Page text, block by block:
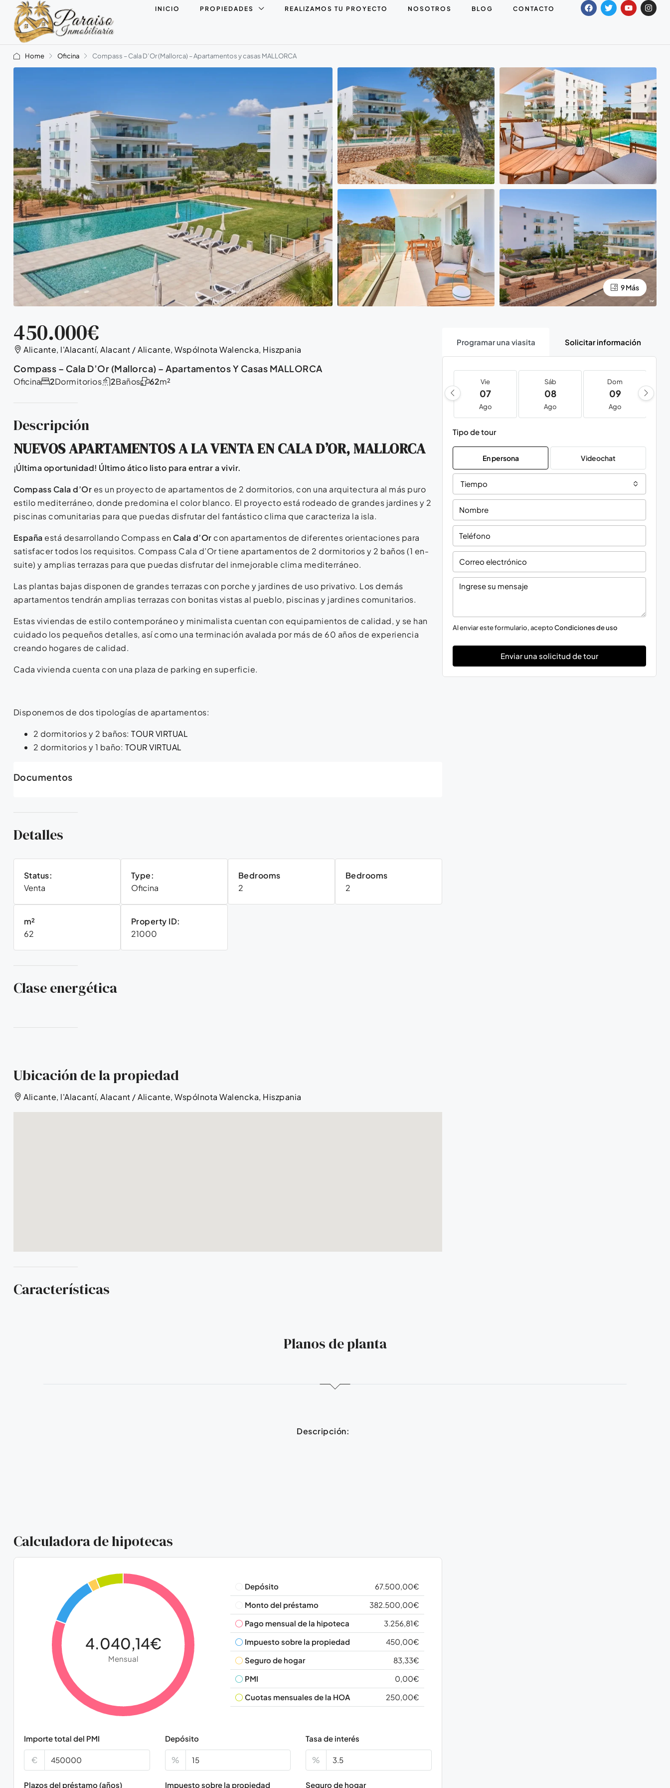
INICIO PROPIEDADES REALIZAMOS TU PROYECTO NOSOTROS BLOG CONTACTO
Home Oficina Compass – Cala D’Or (Mallorca) – Apartamentos y casas MALLORCA
9 Más
450.000€
Alicante, l'Alacantí, Alacant / Alicante, Wspólnota Walencka, Hiszpania
Compass – Cala D’Or (Mallorca) – Apartamentos Y Casas MALLORCA
Oficina Dormitorios
2 Baños
2 m²
62
Descripción
NUEVOS APARTAMENTOS A LA VENTA EN CALA D’OR, MALLORCA
¡Última oportunidad! Último ático listo para entrar a vivir.
Compass Cala d’Or es un proyecto de apartamentos de 2 dormitorios, con una arquitectura al más puro
estilo mediterráneo, donde predomina el color blanco. El proyecto está rodeado de grandes jardines y 2
piscinas comunitarias para que puedas disfrutar del fantástico clima que caracteriza la isla.
España está desarrollando Compass en Cala d’Or con apartamentos de diferentes orientaciones para
satisfacer todos los requisitos. Compass Cala d’Or tiene apartamentos de 2 dormitorios y 2 baños (1 en-
suite) y amplias terrazas para que puedas disfrutar del inmejorable clima mediterráneo.
Las plantas bajas disponen de grandes terrazas con porche y jardines de uso privativo. Los demás
apartamentos tendrán amplias terrazas con bonitas vistas al pueblo, piscinas y jardines comunitarios.
Estas viviendas de estilo contemporáneo y minimalista cuentan con equipamientos de calidad, y se han
cuidado los pequeños detalles, así como una terminación avalada por más de 60 años de experiencia
creando hogares de calidad.
Cada vivienda cuenta con una plaza de parking en superficie.
Disponemos de dos tipologías de apartamentos:
2 dormitorios y 2 baños:TOUR VIRTUAL
2 dormitorios y 1 baño: TOUR VIRTUAL
Documentos
Detalles
Status:
Venta
Type:
Oficina
Bedrooms
2
Bedrooms
2
m²
62
Property ID:
21000
Clase energética
Ubicación de la propiedad
Alicante, l'Alacantí, Alacant / Alicante, Wspólnota Walencka, Hiszpania
Características
Programar una viasita Solicitar información
Vie
07
Ago
Sáb
08
Ago
Dom
09
Ago
Tipo de tour
En persona Videochat
Tiempo
Al enviar este formulario, aceptoCondiciones de uso
Enviar una solicitud de tour
Planos de planta
Descripción:
Calculadora de hipotecas
4.040,14€
Mensual
Depósito
67.500,00€
Monto del préstamo
382.500,00€
Pago mensual de la hipoteca
3.256,81€
Impuesto sobre la propiedad
450,00€
Seguro de hogar
83,33€
PMI
0,00€
Cuotas mensuales de la HOA
250,00€
Importe total del PMI
€
Depósito
%
Tasa de interés
%
Plazos del préstamo (años) Impuesto sobre la propiedad Seguro de hogar